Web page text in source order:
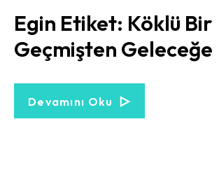
Egin Etiket: Köklü Bir
Geçmişten Geleceğe
Devamını Oku